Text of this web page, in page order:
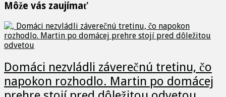
Môže vás zaujímať
Domáci nezvládli záverečnú tretinu, čo
napokon rozhodlo. Martin po domácej